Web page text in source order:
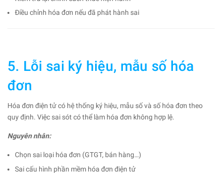
Điều chỉnh hóa đơn nếu đã phát hành sai
5. Lỗi sai ký hiệu, mẫu số hóa
đơn
Hóa đơn điện tử có hệ thống ký hiệu, mẫu số và số hóa đơn theo
quy định. Việc sai sót có thể làm hóa đơn không hợp lệ.
Nguyên nhân:
Chọn sai loại hóa đơn (GTGT, bán hàng…)
Sai cấu hình phần mềm hóa đơn điện tử